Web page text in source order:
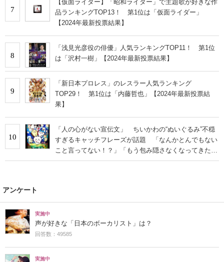
7
【仮面ライダー】「昭和ライダー」で主題歌が好きな作
品ランキングTOP13！ 第1位は「仮面ライダー」
【2024年最新投票結果】
8
「浅見光彦役の俳優」人気ランキングTOP11！ 第1位
は「沢村一樹」【2024年最新投票結果】
9
「新日本プロレス」のレスラー人気ランキング
TOP29！ 第1位は「内藤哲也」【2024年最新投票結
果】
10
「人の心がない宣伝文」 ちいかわの“ぬいぐるみ”不穏
すぎるキャッチフレーズが話題 「なんかとんでもない
こと言ってない！？」「もう包み隠さなくなってきた
な」
アンケート
実施中
声が好きな「日本のボーカリスト」は？
回答数：49585
実施中